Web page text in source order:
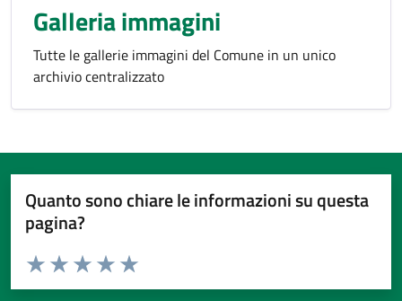
Galleria immagini
Tutte le gallerie immagini del Comune in un unico
archivio centralizzato
Quanto sono chiare le informazioni su questa
pagina?
Valuta da 1 a 5 stelle la pagina
Valuta 5 stelle su 5
Valuta 4 stelle su 5
Valuta 3 stelle su 5
Valuta 2 stelle su 5
Valuta 1 stelle su 5